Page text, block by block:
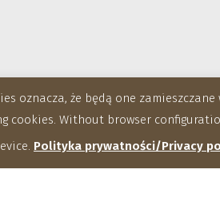
że będą one zamieszczane
cookies. Without browser
Polityka prywatności/Privacy